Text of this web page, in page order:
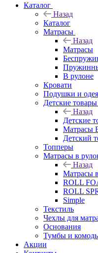
Каталог
Назад
Каталог
Матрасы
Назад
Матрасы
В рулоне
Кровати
Подушки и
Детские товары
Назад
Детские
Матрасы
Детский
Топперы
Матрасы в
Назад
Матрасы
ROLL
ROLL
Simple
Текстиль
Чехлы для
Основания
Тумбы и
Акции